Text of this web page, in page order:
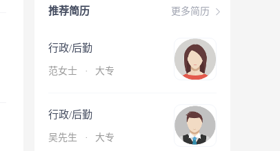
更多简历
推荐简历
行政/后勤
范女士 · 大专
行政/后勤
吴先生 · 大专